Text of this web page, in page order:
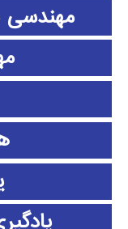
مهندسی